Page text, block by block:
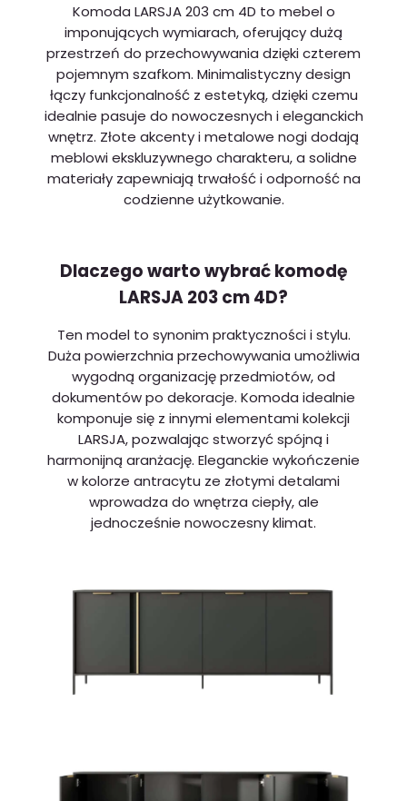
Komoda LARSJA 203 cm 4D to mebel o
imponujących wymiarach, oferujący dużą
przestrzeń do przechowywania dzięki czterem
pojemnym szafkom. Minimalistyczny design
łączy funkcjonalność z estetyką, dzięki czemu
idealnie pasuje do nowoczesnych i eleganckich
wnętrz. Złote akcenty i metalowe nogi dodają
meblowi ekskluzywnego charakteru, a solidne
materiały zapewniają trwałość i odporność na
codzienne użytkowanie.
Dlaczego warto wybrać komodę
LARSJA 203 cm 4D?
Ten model to synonim praktyczności i stylu.
Duża powierzchnia przechowywania umożliwia
wygodną organizację przedmiotów, od
dokumentów po dekoracje. Komoda idealnie
komponuje się z innymi elementami kolekcji
LARSJA, pozwalając stworzyć spójną i
harmonijną aranżację. Eleganckie wykończenie
w kolorze antracytu ze złotymi detalami
wprowadza do wnętrza ciepły, ale
jednocześnie nowoczesny klimat.